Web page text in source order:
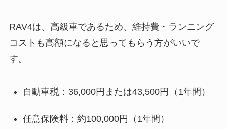
RAV4は、高級車であるため、維持費・ランニング
コストも高額になると思ってもらう方がいいで
す。
自動車税：36,000円または43,500円（1年間）
任意保険料：約100,000円（1年間）